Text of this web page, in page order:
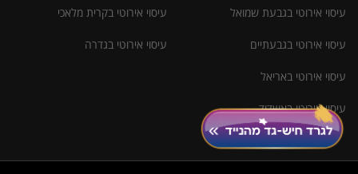
עיסוי אירוטי בגבעת שמואל
עיסוי אירוטי בגבעתיים
עיסוי אירוטי באריאל
עיסוי אירוטי באשדוד
עיסוי אירוטי בקרית מלאכי
עיסוי אירוטי בגדרה